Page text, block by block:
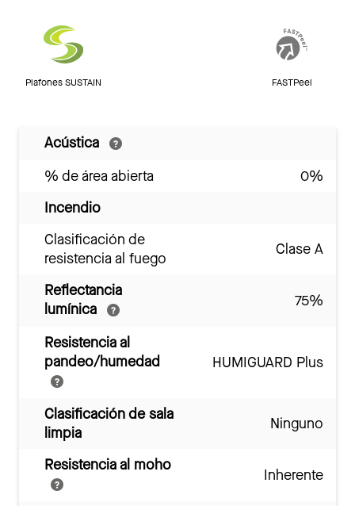
Plafones SUSTAIN FASTPeel
Acústica
% de área abierta
0%
Incendio
Clasificación de
resistencia al fuego
Clase A
Reflectancia
lumínica
75%
Resistencia al
pandeo/humedad
HUMIGUARD Plus
Clasificación de sala
limpia
Ninguno
Resistencia al moho
Inherente